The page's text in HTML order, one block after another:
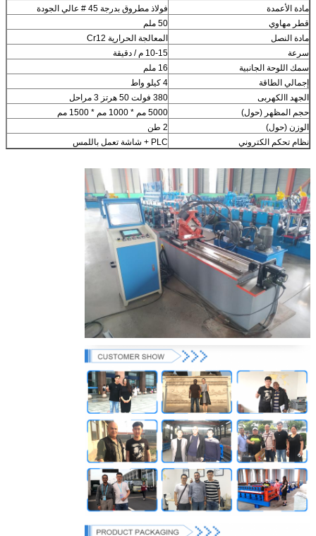
مادة الأعمدة
فولاذ مطروق بدرجة 45 # عالي الجودة
قطر مهاوي
50 ملم
مادة النصل
المعالجة الحرارية Cr12
سرعة
10-15 م / دقيقة
سمك اللوحة الجانبية
16 ملم
إجمالي الطاقة
4 كيلو واط
الجهد االكهربى
380 فولت 50 هرتز 3 مراحل
حجم المظهر (حول)
5000 مم * 1000 مم * 1500 مم
الوزن (حول)
2 طن
نظام تحكم الكتروني
PLC + شاشة تعمل باللمس